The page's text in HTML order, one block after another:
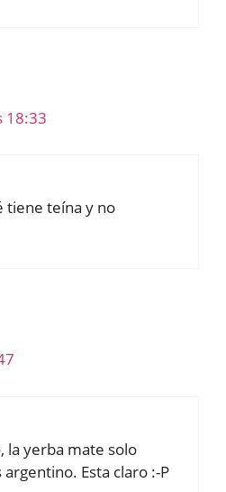
18:33
tiene teína y no
la yerba mate solo
Esta claro :-P